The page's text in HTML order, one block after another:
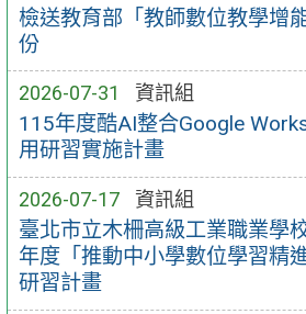
檢送教育部「教師數位教學增
份
2026-07-31 資訊組
115年度酷AI整合Google
用研習實施計畫
2026-07-17 資訊組
臺北市立木柵高級工業職業學
年度「推動中小學數位學習精
研習計畫